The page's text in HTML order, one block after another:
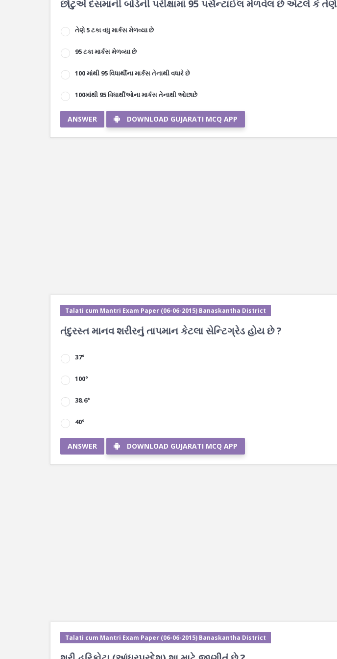
છોટુએ દસમાની બોર્ડની પરીક્ષામાં 95 પર્સેન્ટાઈલ મેળવેલ છે એટલે કે તેણે
તેણે 5 ટકા વધુ માર્કસ મેળવ્યા છે
95 ટકા માર્કસ મેળવ્યા છે
100 માંથી 95 વિધાર્થીના માર્કસ તેનાથી વધારે છે
100માંથી 95 વિધાર્થીઓના માર્કસ તેનાથી ઓછાછે
ANSWER DOWNLOAD GUJARATI MCQ APP
Talati cum Mantri Exam Paper (06-06-2015) Banaskantha District
તંદુરસ્ત માનવ શરીરનું તાપમાન કેટલા સેન્ટિગ્રેડ હોય છે ?
37°
100°
38.6°
40°
ANSWER DOWNLOAD GUJARATI MCQ APP
Talati cum Mantri Exam Paper (06-06-2015) Banaskantha District